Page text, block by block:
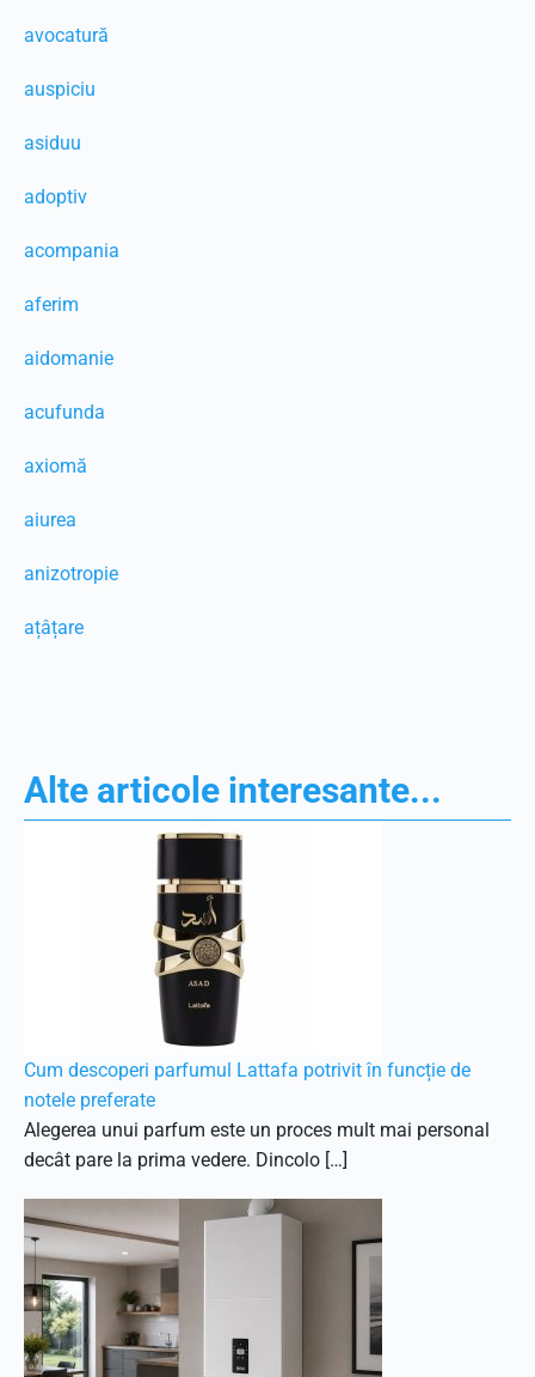
avocatură
auspiciu
asiduu
adoptiv
acompania
aferim
aidomanie
acufunda
axiomă
aiurea
anizotropie
ațâțare
Alte articole interesante...
Cum descoperi parfumul Lattafa potrivit în funcție de
notele preferate
Alegerea unui parfum este un proces mult mai personal
decât pare la prima vedere. Dincolo […]